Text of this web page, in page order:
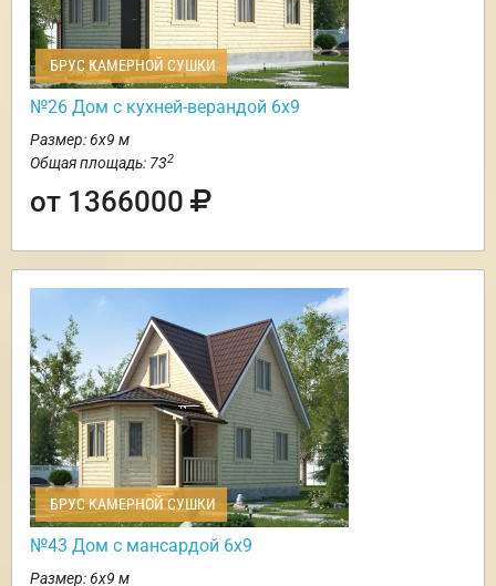
БРУС КАМЕРНОЙ СУШКИ
№26 Дом с кухней-верандой 6х9
Размер: 6х9 м
Общая площадь: 732
от 1366000
БРУС КАМЕРНОЙ СУШКИ
№43 Дом с мансардой 6х9
Размер: 6х9 м